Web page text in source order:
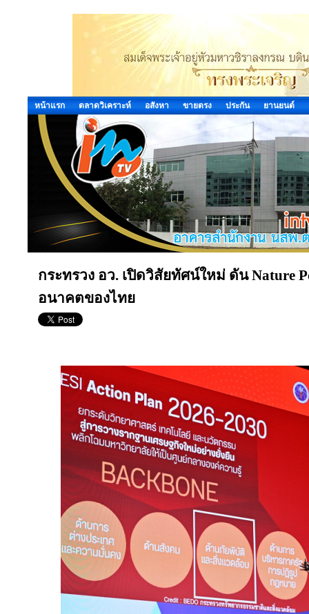
หน้าแรก ตลาดวิเคราะห์ อสังหา ขายตรง ประกัน ยานยนต์
กระทรวง อว. เปิดวิสัยทัศน์ใหม่ ดัน Nature
อนาคตของไทย